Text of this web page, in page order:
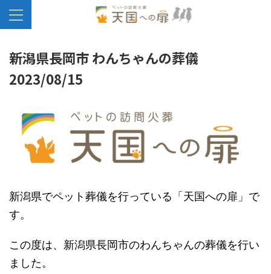
新潟県長岡市 わんちゃんの葬儀
2023/08/15
新潟県でペット葬儀を行っている「天国への扉」で
す。
この度は、新潟県長岡市のわんちゃんの葬儀を行い
ました。